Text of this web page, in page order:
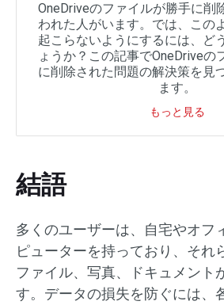
OneDriveのファイルが勝手に削
われた人がいます。では、この
起こらないようにするには、ど
ょうか？この記事でOneDriveの
に削除された問題の解決策を見
ます。
もっと見る
結語
多くのユーザーは、自宅やオフ
ピューターを持っており、それ
ファイル、写真、ドキュメント
す。データの損失を防ぐには、